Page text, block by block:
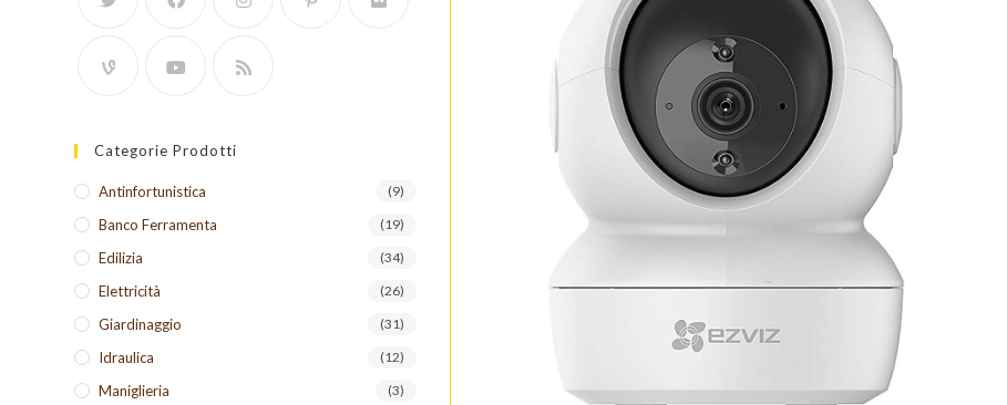
Categorie Prodotti
Antinfortunistica (9)
Banco Ferramenta (19)
Edilizia (34)
Elettricità (26)
Giardinaggio (31)
Idraulica (12)
Maniglieria (3)